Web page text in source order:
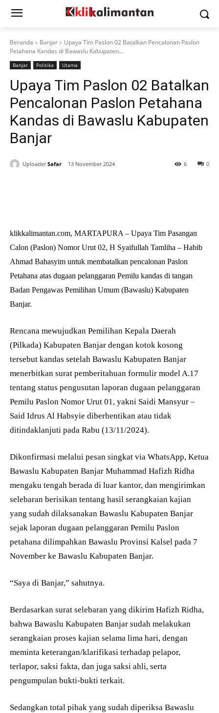
Beranda Banjar
Upaya Tim Paslon 02 Batalkan Pencalonan Paslon
Petahana Kandas di Bawaslu Kabupaten...
Banjar Politika Utama
Upaya Tim Paslon 02 Batalkan
Pencalonan Paslon Petahana
Kandas di Bawaslu Kabupaten
Banjar
Uploader Safar 13 November 2024 0
6
klikkalimantan.com, MARTAPURA – Upaya Tim Pasangan
Calon (Paslon) Nomor Urut 02, H Syaifullah Tamliha – Habib
Ahmad Bahasyim untuk membatalkan pencalonan Paslon
Petahana atas dugaan pelanggaran Pemilu kandas di tangan
Badan Pengawas Pemilihan Umum (Bawaslu) Kabupaten
Banjar.
Rencana mewujudkan Pemilihan Kepala Daerah
(Pilkada) Kabupaten Banjar dengan kotok kosong
tersebut kandas setelah Bawaslu Kabupaten Banjar
menerbitkan surat pemberitahuan formulir model A.17
tentang status pengusutan laporan dugaan pelanggaran
Pemilu Paslon Nomor Urut 01, yakni Saidi Mansyur –
Said Idrus Al Habsyie diberhentikan atau tidak
ditindaklanjuti pada Rabu (13/11/2024).
Dikonfirmasi melalui pesan singkat via WhatsApp, Ketua
Bawaslu Kabupaten Banjar Muhammad Hafizh Ridha
mengaku tengah berada di luar kantor, dan mengirimkan
selebaran berisikan tentang hasil serangkaian kajian
yang sudah dilaksanakan Bawaslu Kabupaten Banjar
sejak laporan dugaan pelanggaran Pemilu Paslon
petahana dilimpahkan Bawaslu Provinsi Kalsel pada 7
November ke Bawaslu Kabupaten Banjar.
“Saya di Banjar,” sahutnya.
Berdasarkan surat selebaran yang dikirim Hafizh Ridha,
bahwa Bawaslu Kabupaten Banjar sudah melakukan
serangkaian proses kajian selama lima hari, dengan
meminta keterangan/klarifikasi terhadap pelapor,
terlapor, saksi fakta, dan juga saksi ahli, serta
pengumpulan bukti-bukti terkait.
Sedangkan total pihak yang sudah diperiksa Bawaslu